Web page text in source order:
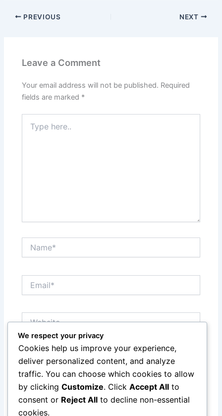
PREVIOUS NEXT
Leave a Comment
Your email address will not be published. Required
fields are marked *
here..
Save my name, email, and website in this browser
for the next time I comment.
We respect your privacy
Cookies help us improve your experience,
deliver personalized content, and analyze
traffic. You can choose which cookies to allow
by clicking Customize. Click Accept All to
consent or Reject All to decline non-essential
cookies.